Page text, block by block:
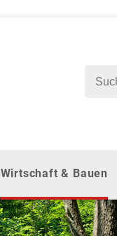
Wirtschaft & Bauen